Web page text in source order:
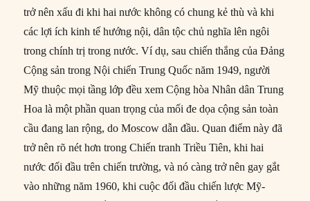
trở nên xấu đi khi hai nước không có chung kẻ thù và khi
các lợi ích kinh tế hướng nội, dân tộc chủ nghĩa lên ngôi
trong chính trị trong nước. Ví dụ, sau chiến thắng của Đảng
Cộng sản trong Nội chiến Trung Quốc năm 1949, người
Mỹ thuộc mọi tầng lớp đều xem Cộng hòa Nhân dân Trung
Hoa là một phần quan trọng của mối đe dọa cộng sản toàn
cầu đang lan rộng, do Moscow dẫn đầu. Quan điểm này đã
trở nên rõ nét hơn trong Chiến tranh Triều Tiên, khi hai
nước đối đầu trên chiến trường, và nó càng trở nên gay gắt
vào những năm 1960, khi cuộc đối đầu chiến lược Mỹ-